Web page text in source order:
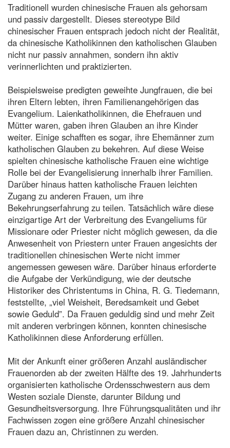
Traditionell wurden chinesische Frauen als gehorsam
und passiv dargestellt. Dieses stereotype Bild
chinesischer Frauen entsprach jedoch nicht der Realität,
da chinesische Katholikinnen den katholischen Glauben
nicht nur passiv annahmen, sondern ihn aktiv
verinnerlichten und praktizierten.
Beispielsweise predigten geweihte Jungfrauen, die bei
ihren Eltern lebten, ihren Familienangehörigen das
Evangelium. Laienkatholikinnen, die Ehefrauen und
Mütter waren, gaben ihren Glauben an ihre Kinder
weiter. Einige schafften es sogar, ihre Ehemänner zum
katholischen Glauben zu bekehren. Auf diese Weise
spielten chinesische katholische Frauen eine wichtige
Rolle bei der Evangelisierung innerhalb ihrer Familien.
Darüber hinaus hatten katholische Frauen leichten
Zugang zu anderen Frauen, um ihre
Bekehrungserfahrung zu teilen. Tatsächlich wäre diese
einzigartige Art der Verbreitung des Evangeliums für
Missionare oder Priester nicht möglich gewesen, da die
Anwesenheit von Priestern unter Frauen angesichts der
traditionellen chinesischen Werte nicht immer
angemessen gewesen wäre. Darüber hinaus erforderte
die Aufgabe der Verkündigung, wie der deutsche
Historiker des Christentums in China, R. G. Tiedemann,
feststellte, „viel Weisheit, Beredsamkeit und Gebet
sowie Geduld”. Da Frauen geduldig sind und mehr Zeit
mit anderen verbringen können, konnten chinesische
Katholikinnen diese Anforderung erfüllen.
Mit der Ankunft einer größeren Anzahl ausländischer
Frauenorden ab der zweiten Hälfte des 19. Jahrhunderts
organisierten katholische Ordensschwestern aus dem
Westen soziale Dienste, darunter Bildung und
Gesundheitsversorgung. Ihre Führungsqualitäten und ihr
Fachwissen zogen eine größere Anzahl chinesischer
Frauen dazu an, Christinnen zu werden.